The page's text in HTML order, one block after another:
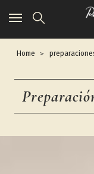
Toggle
Home